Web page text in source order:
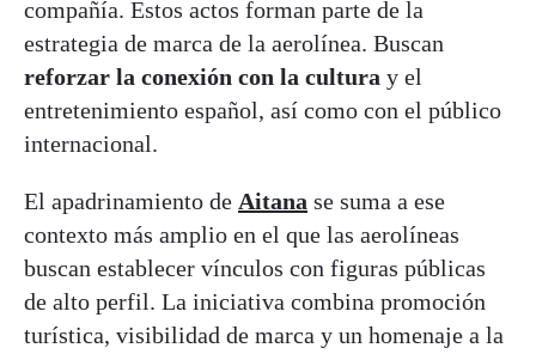
compañía. Estos actos forman parte de la
estrategia de marca de la aerolínea. Buscan
reforzar la conexión con la cultura y el
entretenimiento español, así como con el público
internacional.
El apadrinamiento de Aitana se suma a ese
contexto más amplio en el que las aerolíneas
buscan establecer vínculos con figuras públicas
de alto perfil. La iniciativa combina promoción
turística, visibilidad de marca y un homenaje a la